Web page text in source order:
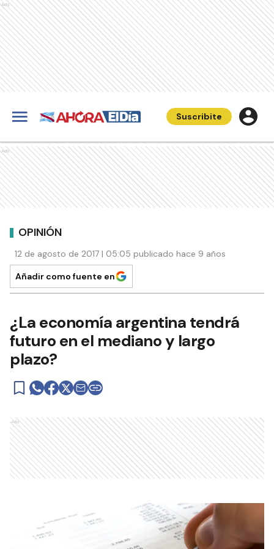
Ads
Suscribite
Ads
OPINIÓN
12 de agosto de 2017 | 05:05 publicado hace 9 años
Añadir como fuente en
¿La economía argentina tendrá
futuro en el mediano y largo
plazo?
Ads